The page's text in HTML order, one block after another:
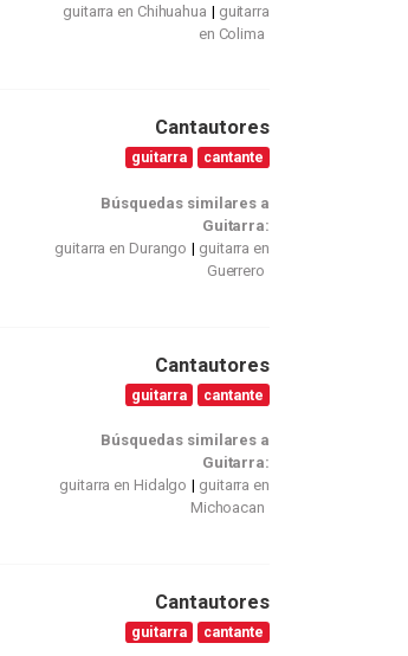
guitarra en Chihuahua
guitarra
en Colima
Cantautores
guitarra cantante
Búsquedas similares a
Guitarra:
guitarra en Durango
guitarra en
Guerrero
Cantautores
guitarra cantante
Búsquedas similares a
Guitarra:
guitarra en Hidalgo
guitarra en
Michoacan
Cantautores
guitarra cantante